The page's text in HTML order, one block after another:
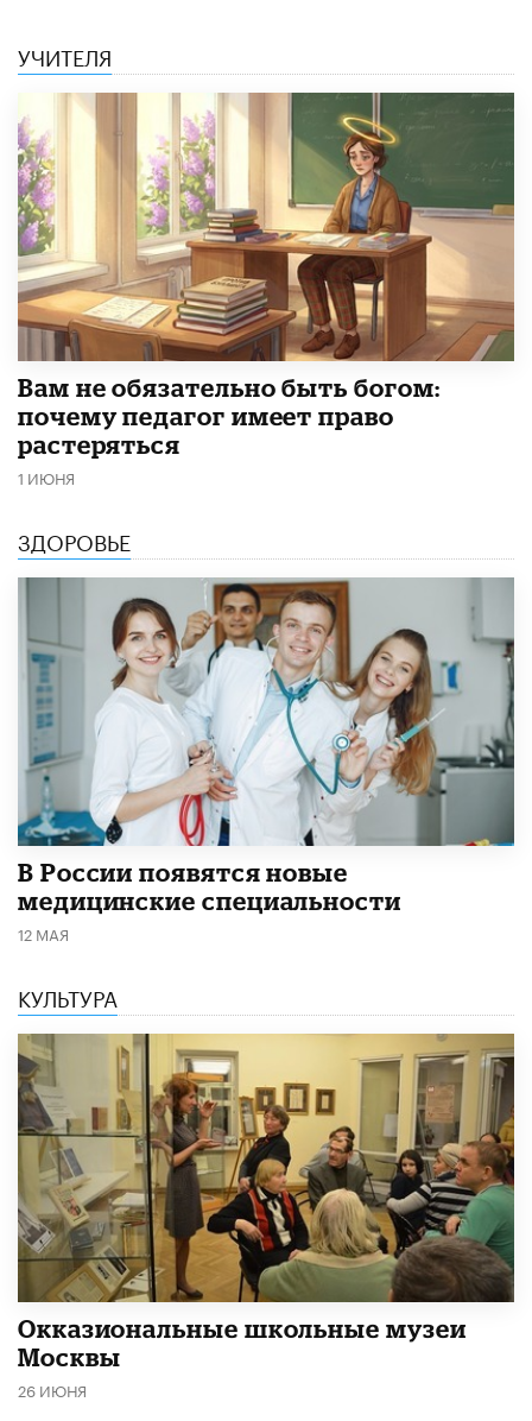
УЧИТЕЛЯ
​Вам не обязательно быть богом:
почему педагог имеет право
растеряться
1 ИЮНЯ
ЗДОРОВЬЕ
В России появятся новые
медицинские специальности
12 МАЯ
КУЛЬТУРА
​Окказиональные школьные музеи
Москвы
26 ИЮНЯ